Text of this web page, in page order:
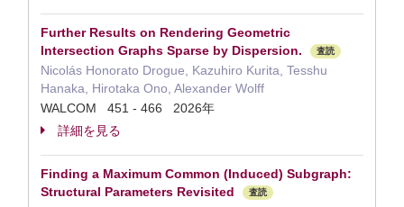
Further Results on Rendering Geometric
Intersection Graphs Sparse by Dispersion.
査読
Nicolás Honorato Drogue, Kazuhiro Kurita, Tesshu
Hanaka, Hirotaka Ono, Alexander Wolff
WALCOM 451 - 466 2026年
詳細を見る
Finding a Maximum Common (Induced) Subgraph:
Structural Parameters Revisited
査読